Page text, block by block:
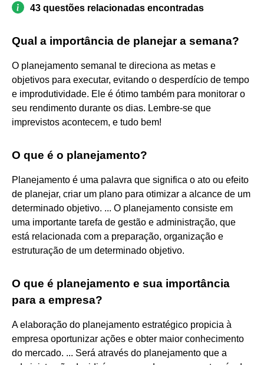
43 questões relacionadas encontradas
Qual a importância de planejar a semana?
O planejamento semanal te direciona as metas e
objetivos para executar, evitando o desperdício de tempo
e improdutividade. Ele é ótimo também para monitorar o
seu rendimento durante os dias. Lembre-se que
imprevistos acontecem, e tudo bem!
O que é o planejamento?
Planejamento é uma palavra que significa o ato ou efeito
de planejar, criar um plano para otimizar a alcance de um
determinado objetivo. ... O planejamento consiste em
uma importante tarefa de gestão e administração, que
está relacionada com a preparação, organização e
estruturação de um determinado objetivo.
O que é planejamento e sua importância
para a empresa?
A elaboração do planejamento estratégico propicia à
empresa oportunizar ações e obter maior conhecimento
do mercado. ... Será através do planejamento que a